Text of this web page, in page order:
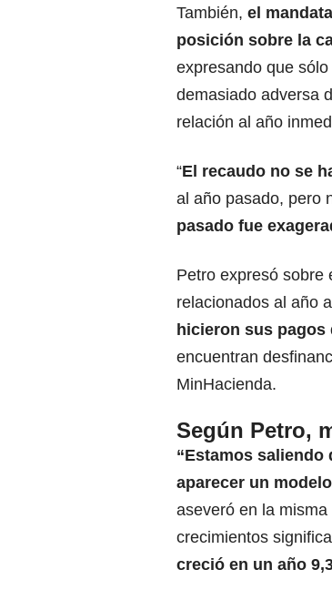
También, el
posición sobre la
expresando que
demasiado adversa
relación al año
“El recaudo no se
al año pasado, pero
pasado fue
Petro expresó sobre
relacionados al año
hicieron sus pagos
encuentran
MinHacienda.
Según Petro,
“Estamos saliendo
aparecer un
aseveró en la
crecimientos
creció en un año